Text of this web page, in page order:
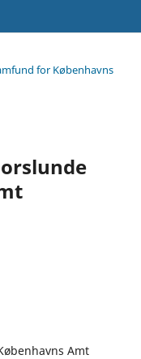
for Københavns
Amt